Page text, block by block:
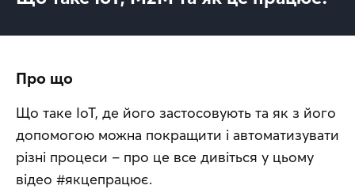
Про що
Що таке ІоТ, де його застосовують та як з його
допомогою можна покращити і автоматизувати
різні процеси – про це все дивіться у цьому
відео #якцепрацює.